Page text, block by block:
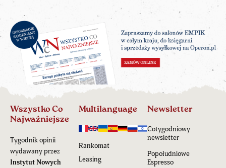
Wszystko Co
Najważniejsze
Tygodnik opinii
wydawany przez
Instytut Nowych
Multilanguage
Rankomat
Leasing
Newsletter
Cotygodniowy
newsletter
Popołudniowe
Espresso